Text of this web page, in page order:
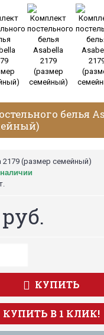
белья
2179 (размер семейный)
КУПИТЬ
КУПИТЬ В 1 КЛИК!